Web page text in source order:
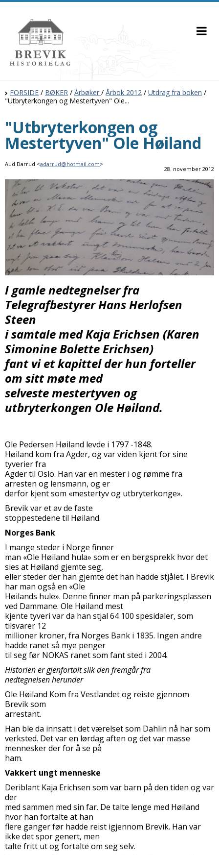
FORSIDE / BØKER / Årbøker / Årbok 2012 / Utdrag fra boken /
"Utbryterkongen og Mestertyven" Ole...
"Utbryterkongen og
Mestertyven" Ole Høiland
Aud Darrud <adarrud@hotmail.com>
28. november 2012
I gamle nedtegnelser fra
Telegrafbestyrer Hans Herlofsen
Steen
i samtale med Kaja Erichsen (Karen
Simonine Bolette Erichsen)
fant vi et kapittel der hun forteller
om sitt møte med
selveste mestertyven og
utbryterkongen Ole Høiland.
Ole Pedersen Høiland levde i 1797 -1848.
Høiland kom fra Agder, og var viden kjent for sine
tyverier fra
Agder til Oslo. Han var en mester i og rømme fra
arresten og lensmann, og er
derfor kjent som «mestertyv og utbryterkonge».
Brevik var et av de faste
stoppestedene til Høiland.
Norges Bank
I mange steder i Norge finner
man «Ole Høiland hula» som er en bergsprekk hvor det
sies at Høiland gjemte seg,
eller steder der han gjemte det han hadde stjålet. I Brevik
har man også en «Ole
Høilands hule». Denne finner man på parkeringsplassen
ved Dammane. Ole Høiland mest
kjente tyveri var da han stjal 64 100 spesidaler, som
tilsvarer 12
millioner kroner, fra Norges Bank i 1835. Ingen andre
hadde ranet så mye penger
til seg før NOKAS ranet som fant sted i 2004.
Historien er gjenfortalt slik den fremgår fra
nedtegnelsen herunder
Ole Høiland Kom fra Vestlandet og reiste gjennom
Brevik som
arrestant.
Han ble da innsatt i det værelset som Dahlin nå har som
verksted. Det var en lørdag aften og det var masse
mennesker der for å se på
ham.
Vakkert ungt menneske
Deriblant Kaja Erichsen som var barn på den tiden og var
der
med sammen med sin far. De talte lenge med Høiland
hvor han fortalte at han
flere ganger før hadde reist igjennom Brevik. Han var
ikke det spor genert, men
talte fritt ut og fortalte om seg selv.